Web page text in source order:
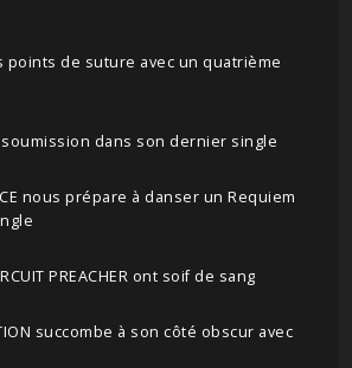
points de suture avec un quatrième
dans son dernier single
nous prépare à danser un Requiem
PREACHER ont soif de sang
succombe à son côté obscur avec